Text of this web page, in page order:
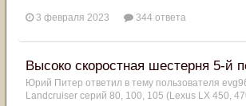
3 февраля 2023 344 ответа
Высоко скоростная шестерня 5-й
Юрий Питер ответил в тему пользователя
Landcruiser серий 80, 100, 105 (Lexus LX 450,